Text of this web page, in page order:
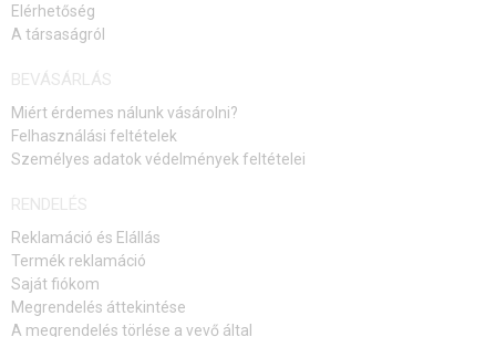
Elérhetőség
A társaságról
BEVÁSÁRLÁS
Miért érdemes nálunk vásárolni?
Felhasználási feltételek
Személyes adatok védelmények feltételei
RENDELÉS
Reklamáció és Elállás
Termék reklamáció
Saját fiókom
Megrendelés áttekintése
A megrendelés törlése a vevő által